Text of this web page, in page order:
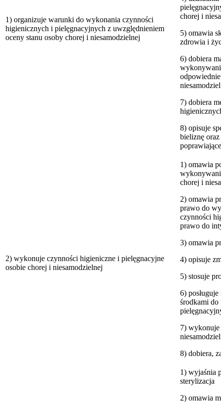
1) organizuje warunki do wykonania czynności
higienicznych i pielęgnacyjnych z uwzględnieniem
oceny stanu osoby chorej i niesamodzielnej
chorej i
5) omawia
zdrowia i
6) dobiera
7) dobiera
8) opisuje
bieliznę
2) wykonuje czynności higieniczne i pielęgnacyjne
osobie chorej i niesamodzielnej
1) omawia
chorej i
2) omawia
prawo do
czynności
prawo do
3) omawia
4) opisuje
5) stosuje
6)
środkami
7) wykonuje
8) dobiera,
1) wyjaśnia
sterylizacja
2) omawia